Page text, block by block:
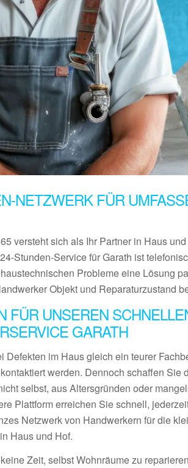
NETZWERK FÜR
versteht sich als Ihr Partner in Haus
Stunden-Service für Garath ist
Probleme eine Lösung
Objekt und Reparaturzustand
FÜR UNSEREN
GARATH
Defekten im Haus gleich ein teurer
werden. Dennoch schaffen Sie
selbst, aus Altersgründen oder
Plattform erreichen Sie schnell,
Netzwerk von Handwerkern für die
Haus und Hof.
Zeit, selbst Wohnräume zu